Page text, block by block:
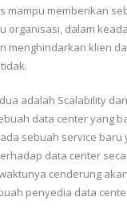
mampu memberikan
organisasi, dalam
menghindarkan klien
adalah Scalability
data center yang
sebuah service
data center
cenderung
penyedia data